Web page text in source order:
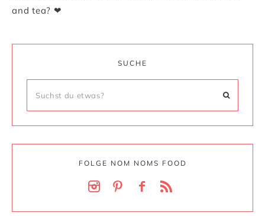
and tea? ❤
SUCHE
FOLGE NOM NOMS FOOD